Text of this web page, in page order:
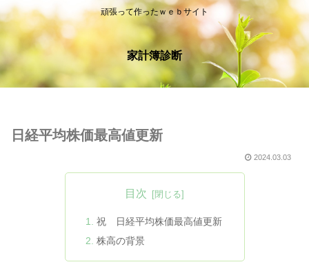
頑張って作ったｗｅｂサイト
家計簿診断
日経平均株価最高値更新
2024.03.03
目次
祝 日経平均株価最高値更新
株高の背景